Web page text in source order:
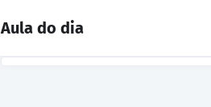
Aula do dia